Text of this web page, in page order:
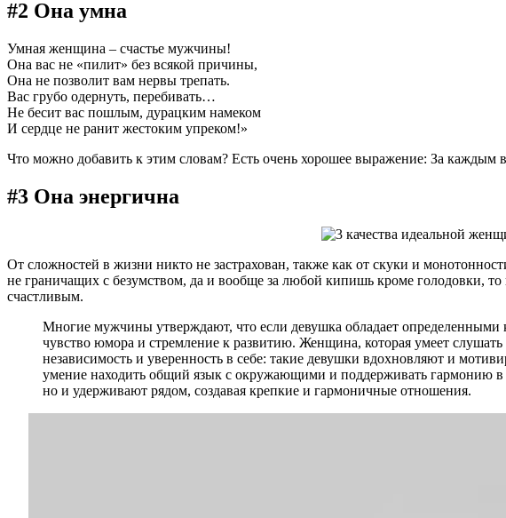
#2 Она умна
Умная женщина – счастье мужчины!
Она вас не «пилит» без всякой причины,
Она не позволит вам нервы трепать.
Вас грубо одернуть, перебивать…
Не бесит вас пошлым, дурацким намеком
И сердце не ранит жестоким упреком!»
Что можно добавить к этим словам? Есть очень хорошее выражение: За
#3 Она энергична
От сложностей в жизни никто не застрахован, также как от скуки и
не граничащих с безумством, да и вообще за любой кипишь кроме голодовки,
счастливым.
Многие мужчины утверждают, что если девушка обладает определенными
чувство юмора и стремление к развитию. Женщина, которая умеет
независимость и уверенность в себе: такие девушки вдохновляют и
умение находить общий язык с окружающими и поддерживать гармонию в
но и удерживают рядом, создавая крепкие и гармоничные отношения.